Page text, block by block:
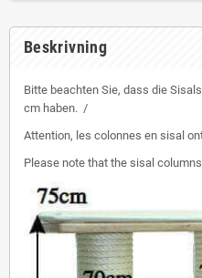
Beskrivning
Bitte beachten Sie, dass die
cm haben. /
Attention, les colonnes en sisal
Please note that the sisal